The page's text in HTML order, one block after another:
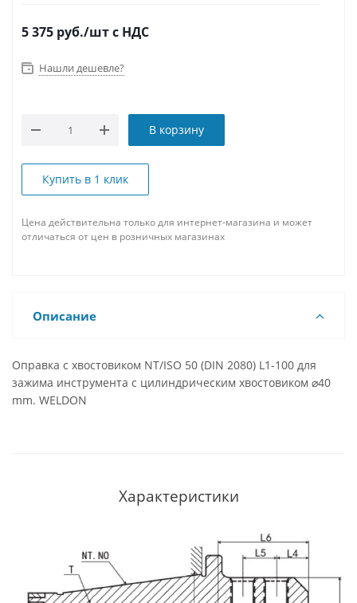
5 375 руб./штс НДС
Нашли дешевле?
В корзину
Купить в 1 клик
Цена действительна только для интернет-магазина и может
отличаться от цен в розничных магазинах
Описание
Оправка с хвостовиком NT/ISO 50 (DIN 2080) L1-100 для
зажима инструмента с цилиндрическим хвостовиком ⌀40
mm. WELDON
Характеристики